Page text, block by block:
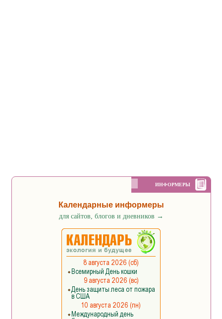
ИНФОРМЕРЫ
Календарные информеры
для сайтов, блогов и дневников →